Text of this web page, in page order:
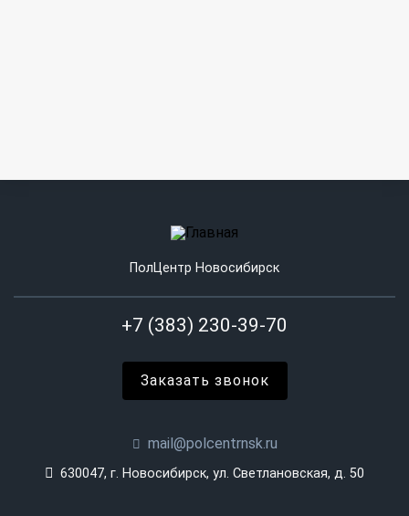
ПолЦентр Новосибирск
+7 (383) 230-39-70
Заказать звонок
mail@polcentrnsk.ru
630047, г. Новосибирск, ул. Светлановская, д. 50